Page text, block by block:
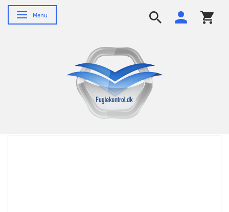
Skifte navigation
Menu